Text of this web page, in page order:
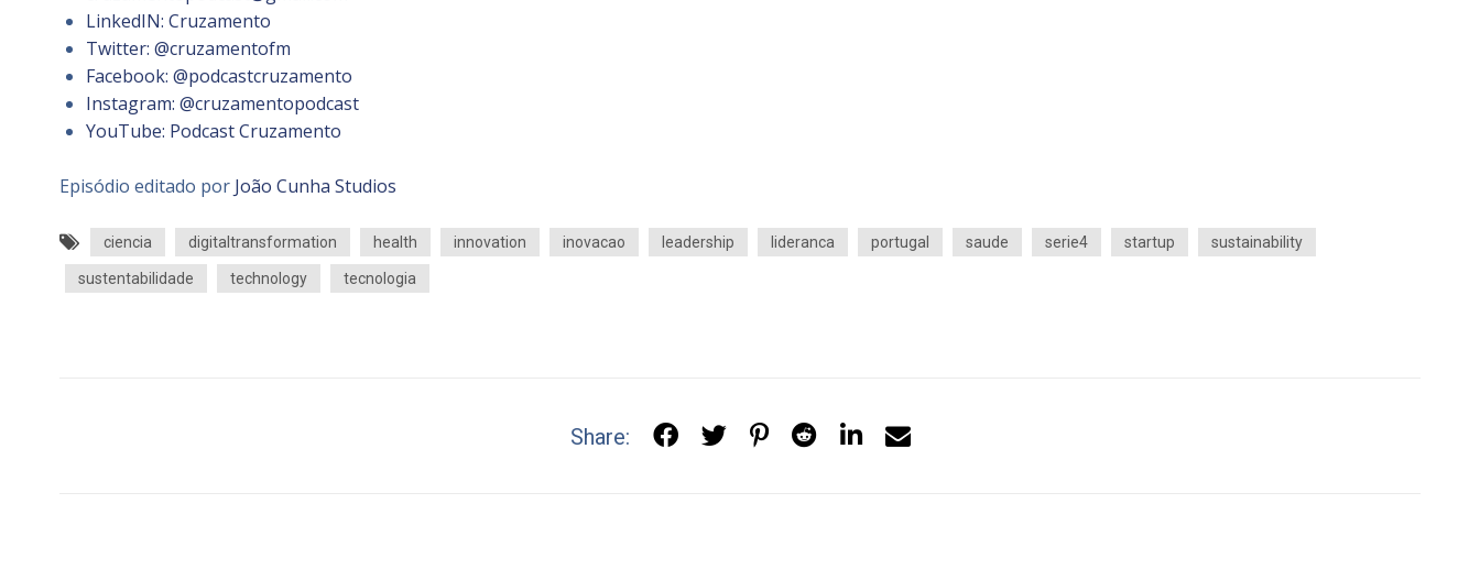
LinkedIN: Cruzamento
Twitter: @cruzamentofm
Facebook: @podcastcruzamento
Instagram: @cruzamentopodcast
YouTube: Podcast Cruzamento
Episódio editado por João Cunha Studios
ciencia digitaltransformation health innovation inovacao leadership lideranca portugal saude serie4 startup sustainability
sustentabilidade technology tecnologia
Share: